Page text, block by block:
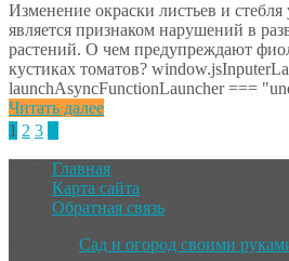
Изменение окраски листьев и
является признаком нарушений в
растений. О чем предупреждают
кустиках томатов?
launchAsyncFunctionLauncher ===
Читать далее
Пагинация
записей
1 2 3
Главная
Карта сайта
Обратная связь
Сад и огород своими